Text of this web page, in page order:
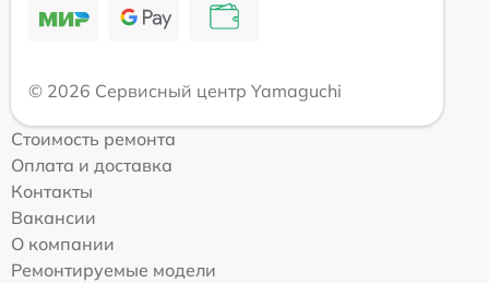
© 2026 Сервисный центр Yamaguchi
Стоимость ремонта
Оплата и доставка
Контакты
Вакансии
О компании
Ремонтируемые модели